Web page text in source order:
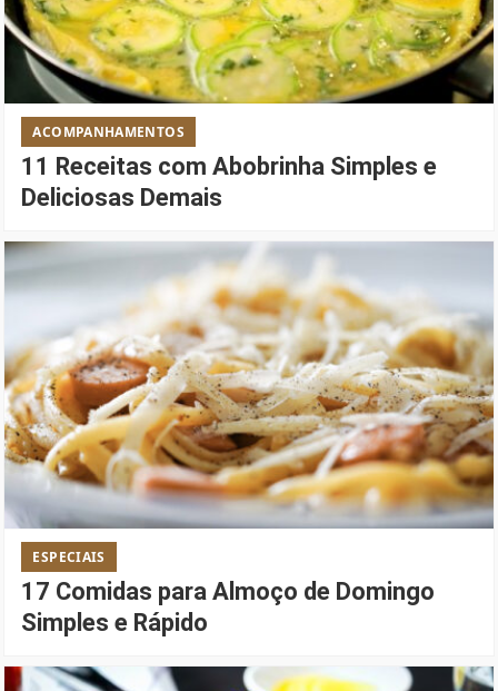
ACOMPANHAMENTOS
11 Receitas com Abobrinha Simples e
Deliciosas Demais
ESPECIAIS
17 Comidas para Almoço de Domingo
Simples e Rápido